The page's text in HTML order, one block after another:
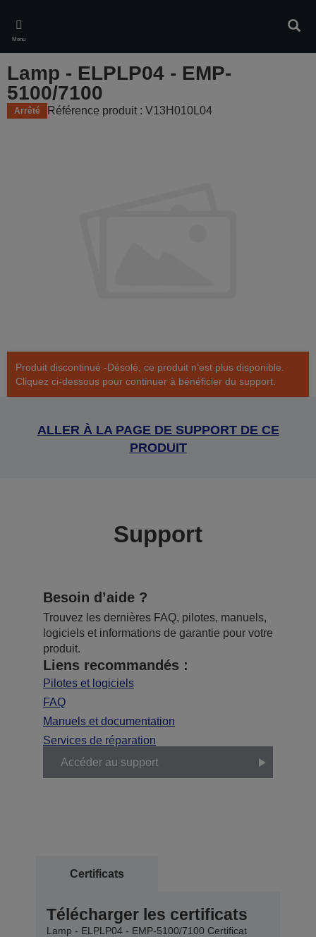
main
content
Menu
Lamp - ELPLP04 - EMP-
5100/7100
Arrêté Référence produit : V13H010L04
Produit discontinué -Désolé, ce produit n’est plus disponible.
Cliquez ci-dessous pour continuer à bénéficier du support.
ALLER À LA PAGE DE SUPPORT DE CE
PRODUIT
Support
Besoin d’aide ?
Trouvez les dernières FAQ, pilotes, manuels,
logiciels et informations de garantie pour votre
produit.
Liens recommandés :
Pilotes et logiciels
FAQ
Manuels et documentation
Services de réparation
Accéder au support
Certificats
Télécharger les certificats
Lamp - ELPLP04 - EMP-5100/7100 Certificat